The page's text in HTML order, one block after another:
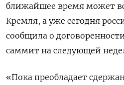
ближайшее время может
Кремля, а уже сегодня
сообщила о
саммит на следующей
«Пока преобладает